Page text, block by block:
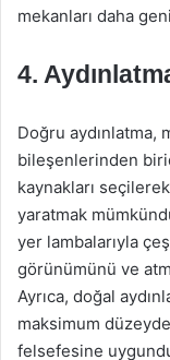
mekanları daha
4.
Doğru aydınlatma,
bileşenlerinden
kaynakları
yaratmak
yer lambalarıyla
görünümünü ve
Ayrıca, doğal
maksimum
felsefesine